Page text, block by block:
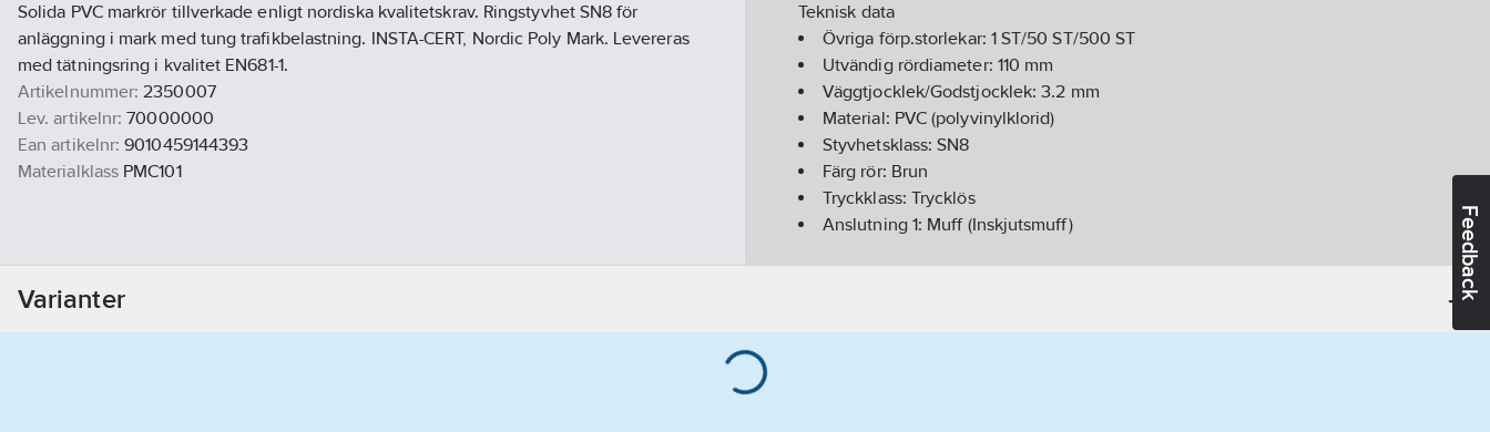
Feedback
Solida PVC markrör tillverkade enligt nordiska kvalitetskrav. Ringstyvhet SN8 för
anläggning i mark med tung trafikbelastning. INSTA-CERT, Nordic Poly Mark. Levereras
med tätningsring i kvalitet EN681-1.
Artikelnummer: 2350007
Lev. artikelnr: 70000000
Ean artikelnr: 9010459144393
Materialklass PMC101
Teknisk data
Övriga förp.storlekar: 1 ST/50 ST/500 ST
Utvändig rördiameter: 110 mm
Väggtjocklek/Godstjocklek:3.2 mm
Material: PVC (polyvinylklorid)
Styvhetsklass:SN8
Färg rör: Brun
Tryckklass: Trycklös
Anslutning 1: Muff (Inskjutsmuff)
Medietemperatur:0-45°C
Varianter